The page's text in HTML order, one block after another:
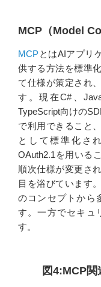
MCP（Model
MCPとはAIアプリ
供する方法を標準
て仕様が策定され
す。現在C#、
TypeScript向けの
で利用できること
として標準化さ
OAuth2.1を用いる
順次仕様が変更さ
目を浴びています
のコンセプトから
す。一方でセキュ
す。
図4:MCP